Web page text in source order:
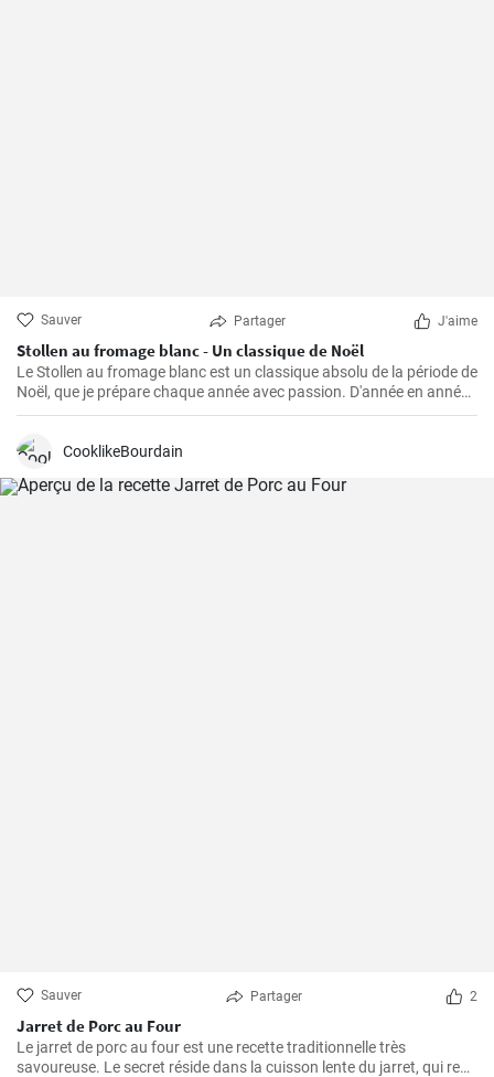
Sauver Partager J'aime
Stollen au fromage blanc - Un classique de Noël
Le Stollen au fromage blanc est un classique absolu de la période de
Noël, que je prépare chaque année avec passion. D'année en année,
j'ai perfectionné la recette et appris quelques trucs et astuces que
moelleux et aromatique, et accompagne parfaitement une tasse de
pâtisserie la plus facile à réaliser, mais croyez-moi, l'effort en vaut la
CooklikeBourdain
Sauver Partager 2
Jarret de Porc au Four
Le jarret de porc au four est une recette traditionnelle très
savoureuse. Le secret réside dans la cuisson lente du jarret, qui rend